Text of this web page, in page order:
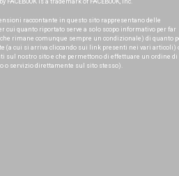
raccontante in questo sito rappresentano delle
cui quanto riportato serve a solo scopo informativo per far
rimane comunque sempre un condizionale) di quanto
(a cui si arriva cliccando sui link presenti nei vari articoli)
sul nostro sito e che permettono di effettuare un ordine di
o servizio direttamente sul sito stesso).